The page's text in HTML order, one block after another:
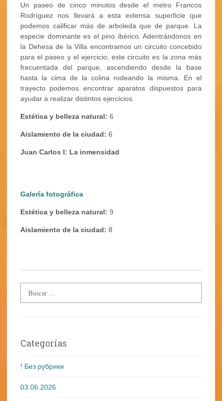
Un paseo de cinco minutos desde el metro Francos
Rodríguez nos llevará a esta extensa superficie que
podemos calificar más de arboleda que de parque. La
especie dominante es el pino ibérico. Adentrándonos en
la Dehesa de la Villa encontramos un circuito concebido
para el paseo y el ejercicio; este circuito es la zona más
frecuentada del parque, ascendiendo desde la base
hasta la cima de la colina rodeando la misma. En el
trayecto podemos encontrar aparatos dispuestos para
ayudar a realizar distintos ejercicios.
Estética y belleza natural: 6
Aislamiento de la ciudad: 6
Juan Carlos I: La inmensidad
Galería fotográfica
Estética y belleza natural: 9
Aislamiento de la ciudad: 8
Categorías
! Без рубрики
03.06.2026